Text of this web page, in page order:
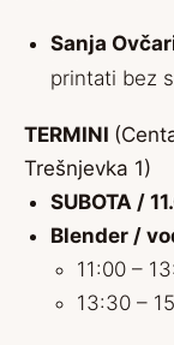
Sanja
printati bez
TERMINI
Trešnjevka 1)
SUBOTA /
Blender /
11:00 –
13:30 –